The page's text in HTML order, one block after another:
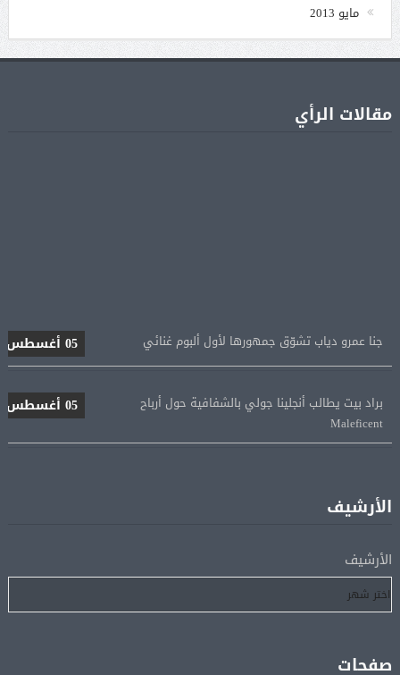
مايو 2013
مقالات الرأي
Maleficent
لإتمام انتقاله إلى طرابزون سبور
05 أغسطس
رسميًا.. انطلاق الدورى الممتاز 21 أغسطس.. وقمة الزمالك
الأرشيف
الأرشيف
صفحات